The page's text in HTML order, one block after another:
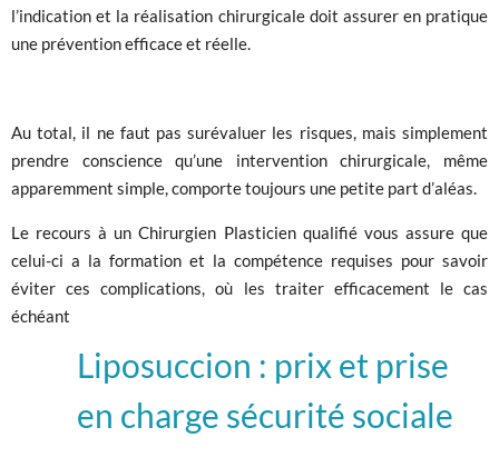
l’indication et la réalisation chirurgicale doit assurer en pratique
une prévention efficace et réelle.
Au total, il ne faut pas surévaluer les risques, mais simplement
prendre conscience qu’une intervention chirurgicale, même
apparemment simple, comporte toujours une petite part d’aléas.
Le recours à un Chirurgien Plasticien qualifié vous assure que
celui-ci a la formation et la compétence requises pour savoir
éviter ces complications, où les traiter efficacement le cas
échéant
Liposuccion : prix et prise
en charge sécurité sociale